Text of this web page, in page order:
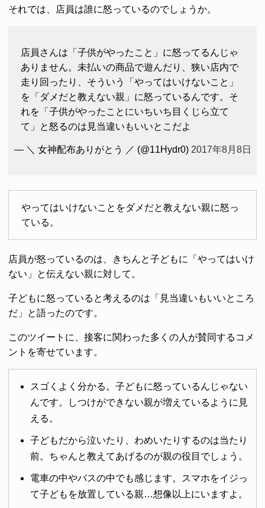
それでは、店員は誰に怒っているのでしょうか。
店員さんは「子供がやったこと」に怒ってるんじゃ
ありません。未払いの商品で遊んだり、狭い店内で
走り回ったり、そういう「やってはいけないこと」
を「ダメだと教えない親」に怒っているんです。そ
れを「子供がやったことにいちいち目くじら立て
て」と怒るのは見当違いもいいとこだよ
— ＼ 女神配布ありがとう ／ (@11Hydr0) 2017年8月8日
やってはいけないことをダメだと教えない親に怒っ
ている。
店員が怒っているのは、きちんと子どもに「やってはいけ
ない」と伝えない親に対して。
子どもに怒っていると考えるのは「見当違いもいいところ
だ」と語ったのです。
このツイートに、接客に関わった多くの人が賛同するコメ
ントを寄せています。
スゴくよく分かる。子どもに怒っているんじゃない
んです。しつけができない親が増えているように見
える。
子どもだから泣いたり、わめいたりするのは当たり
前。ちゃんと教えてあげるのが親の役目でしょう。
電車の中やバスの中でも感じます。スマホをイジっ
て子どもを放置している親…想像以上にいますよ。